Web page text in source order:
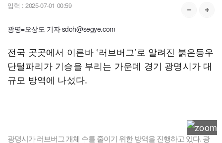
입력 : 2025-07-01 00:59
광명=오상도 기자 sdoh@segye.com
전국 곳곳에서 이른바 ‘러브버그’로 알려진 붉은등우
단털파리가 기승을 부리는 가운데 경기 광명시가 대
규모 방역에 나섰다.
광명시가 러브버그 개체 수를 줄이기 위한 방역을 진행하고 있다. 광